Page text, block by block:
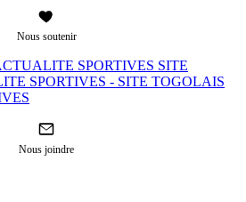
Nous soutenir
SITE
SPORTIVES - SITE TOGOLAIS
Nous joindre